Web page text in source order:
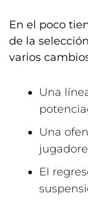
En el poco
de la
varios
Una
Una
El